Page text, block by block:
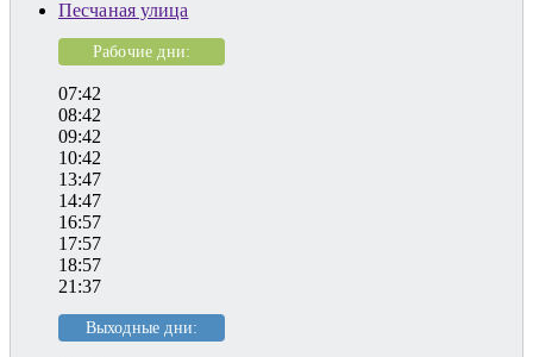
Песчаная улица
Рабочие дни:
07:42
08:42
09:42
10:42
13:47
14:47
16:57
17:57
18:57
21:37
Выходные дни: